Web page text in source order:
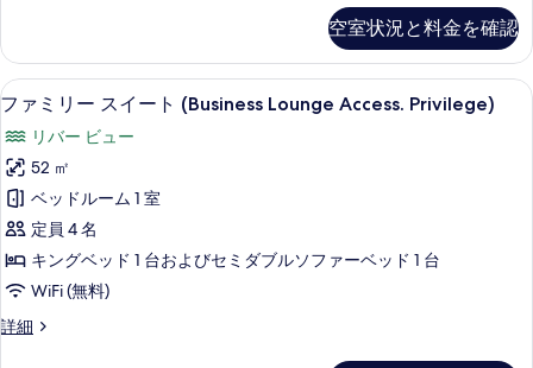
べ
て
の
写
真
を
表
示
す
る
エ
グ
ゼ
ク
テ
ィ
ブ
フ
ロ
ア
ビ
ュ
ー
エ
グ
ク
テ
ブ
フ
ロ
ア
の
ッ
ド
(複
数
台)
エ
グ
ゼ
ク
テ
ー
ス
イ
ト
ベ
ッ
ド
(複
数
台)
エ
ゼ
空室状況と料金を確認
フ
ァ
ミ
リ
ー
ス
イ
ー
ト
セーフティボックス (室内)、デスク
4
ファミリー スイート (Business Lounge Access. Privilege)
リバー ビュー
52 ㎡
ベッドルーム 1 室
定員 4 名
キングベッド 1 台およびセミダブルソファーベッド 1 台
WiFi (無料)
詳細
フ